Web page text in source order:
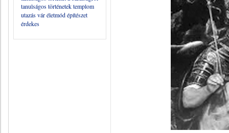
tanulságos történetektemplom
utazásváréletmódépítészet
érdekes